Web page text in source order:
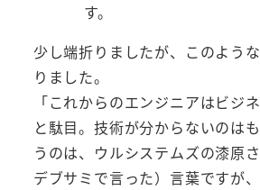
す。
少し端折りましたが、このよう
りました。
「これからのエンジニアはビジ
と駄目。技術が分からないのは
うのは、ウルシステムズの漆原
デブサミで言った）言葉ですが